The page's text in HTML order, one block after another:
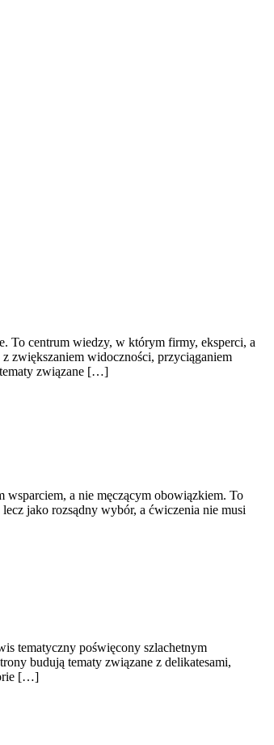
To centrum wiedzy, w którym firmy, eksperci, a
zwiększaniem widoczności, przyciąganiem
związane […]
wsparciem, a nie męczącym obowiązkiem. To
jako rozsądny wybór, a ćwiczenia nie musi
tematyczny poświęcony szlachetnym
budują tematy związane z delikatesami,
[…]